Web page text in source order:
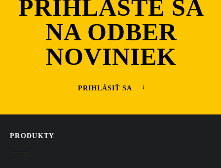
PRIHLÁSTE SA
NA ODBER
NOVINIEK
PRIHLÁSIŤ SA
PRODUKTY